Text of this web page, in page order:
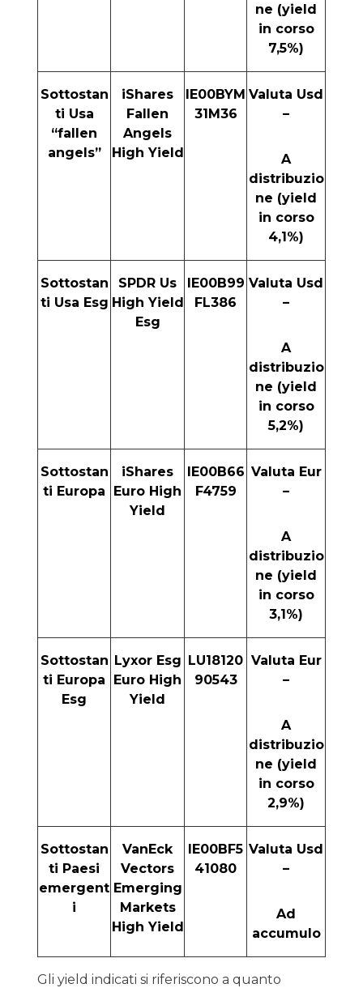
ne (yield
in corso
7,5%)
Sottostan
ti Usa
“fallen
angels”
iShares
Fallen
Angels
High Yield
IE00BYM
31M36
Valuta Usd
–
A
distribuzio
ne (yield
in corso
4,1%)
Sottostan
ti Usa Esg
SPDR Us
High Yield
Esg
IE00B99
FL386
Valuta Usd
–
A
distribuzio
ne (yield
in corso
5,2%)
Sottostan
ti Europa
iShares
Euro High
Yield
IE00B66
F4759
Valuta Eur
–
A
distribuzio
ne (yield
in corso
3,1%)
Sottostan
ti Europa
Esg
Lyxor Esg
Euro High
Yield
LU18120
90543
Valuta Eur
–
A
distribuzio
ne (yield
in corso
2,9%)
Sottostan
ti Paesi
emergent
i
VanEck
Vectors
Emerging
Markets
High Yield
IE00BF5
41080
Valuta Usd
–
Ad
accumulo
Gli yield indicati si riferiscono a quanto